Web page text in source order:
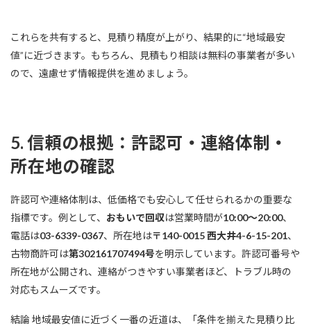
これらを共有すると、見積り精度が上がり、結果的に“地域最安
値”に近づきます。もちろん、見積もり相談は無料の事業者が多い
ので、遠慮せず情報提供を進めましょう。
5. 信頼の根拠：許認可・連絡体制・
所在地の確認
許認可や連絡体制は、低価格でも安心して任せられるかの重要な
指標です。例として、 おもいで回収は営業時間が10:00〜20:00、
電話は03-6339-0367、所在地は〒140-0015 西大井4-6-15-201、
古物商許可は第302161707494号を明示しています。許認可番号や
所在地が公開され、連絡がつきやすい事業者ほど、トラブル時の
対応もスムーズです。
結論 地域最安値に近づく一番の近道は、「条件を揃えた見積り比